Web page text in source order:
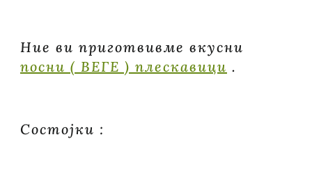
Ние ви приготвивме вкусни
посни ( ВЕГЕ ) плескавици .
Состојки :